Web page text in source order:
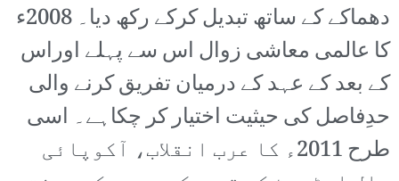
دھماکے کے ساتھ تبدیل کرکے رکھ دیا۔ 2008ء
کا عالمی معاشی زوال اس سے پہلے اوراس
کے بعد کے عہد کے درمیان تفریق کرنے والی
حدِفاصل کی حیثیت اختیار کر چکاہے۔ اسی
طرح 2011ء کا عرب انقلاب، آکوپائی